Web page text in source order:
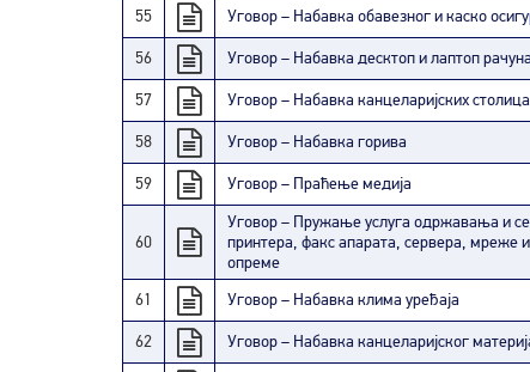
55
Уговор – Набавка обавезног и каско
56 Уговор – Набавка десктоп и лаптоп
57 Уговор – Набавка канцеларијских столица
58 Уговор – Набавка горива
59 Уговор – Праћење медија
60
Уговор – Пружање услуга одржавања и
принтера, факс апарата, сервера, мреже
опреме
61
Уговор – Набавка клима уређаја
62 Уговор – Набавка канцеларијског